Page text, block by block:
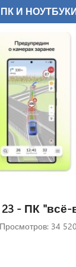
23 - ПК
34
ПК И НОУТБУКИ